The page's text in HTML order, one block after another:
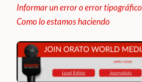
Informar un error o error tipográfico
Como lo estamos haciendo